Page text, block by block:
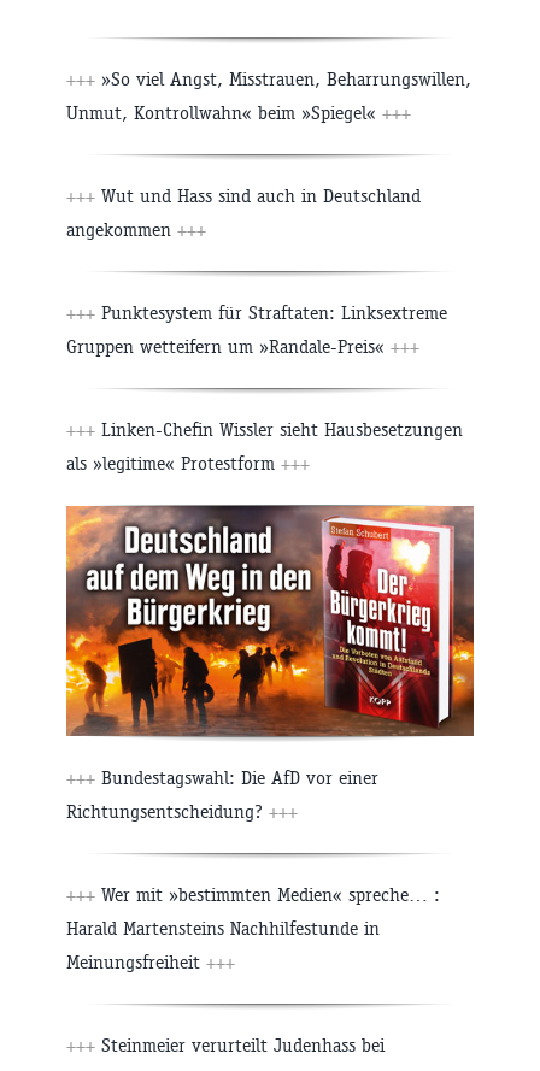
+++ »So viel Angst, Misstrauen, Beharrungswillen,
Unmut, Kontrollwahn« beim »Spiegel« +++
+++ Wut und Hass sind auch in Deutschland
angekommen +++
+++ Punktesystem für Straftaten: Linksextreme
Gruppen wetteifern um »Randale-Preis« +++
+++ Linken-Chefin Wissler sieht Hausbesetzungen
als »legitime« Protestform +++
+++ Bundestagswahl: Die AfD vor einer
Richtungsentscheidung? +++
+++ Wer mit »bestimmten Medien« spreche… :
Harald Martensteins Nachhilfestunde in
Meinungsfreiheit +++
+++ Steinmeier verurteilt Judenhass bei